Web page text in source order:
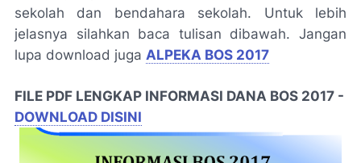
sekolah dan bendahara sekolah. Untuk lebih
jelasnya silahkan baca tulisan dibawah. Jangan
lupa download juga ALPEKA BOS 2017
FILE PDF LENGKAP INFORMASI DANA BOS 2017 -
DOWNLOAD DISINI